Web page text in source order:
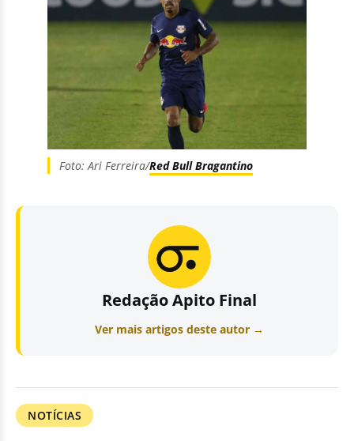
Foto: Ari Ferreira/Red Bull Bragantino
Redação Apito Final
Ver mais artigos deste autor →
NOTÍCIAS